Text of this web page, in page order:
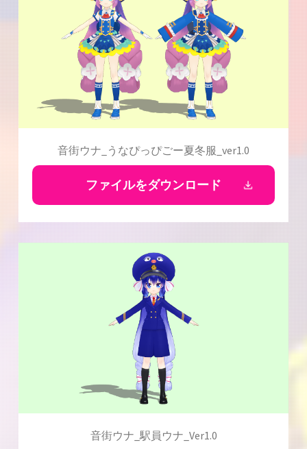
音街ウナ_うなぴっぴごー夏冬服_ver1.0
ファイルをダウンロード
音街ウナ_駅員ウナ_Ver1.0